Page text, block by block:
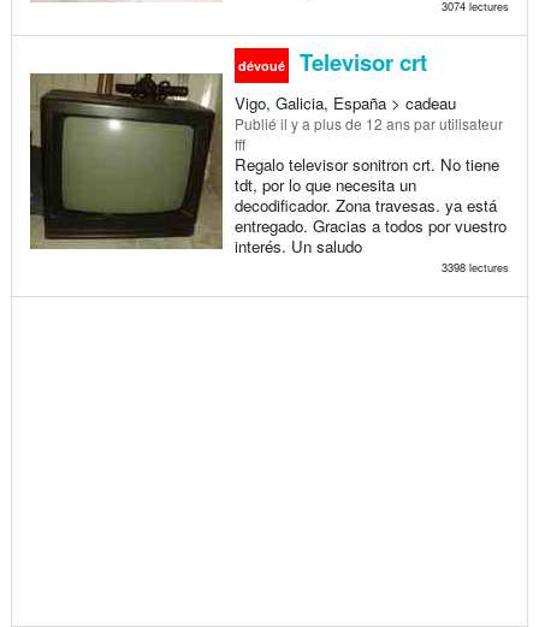
3074 lectures
dévoué Televisor crt
Vigo, Galicia, España > cadeau
Publié il y a plus de 12 anspar utilisateur
fff
Regalo televisor sonitron crt. No tiene
tdt, por lo que necesita un
decodificador. Zona travesas. ya está
entregado. Gracias a todos por vuestro
interés. Un saludo
3398 lectures